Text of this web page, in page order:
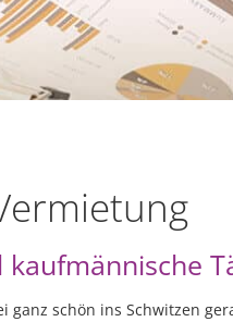
schön ins Schwitzen